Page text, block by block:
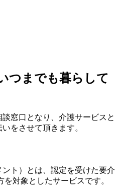
つまでも暮らして
窓口となり、介護サービスと
をさせて頂きます。
ト）とは、認定を受けた要介
対象としたサービスです。